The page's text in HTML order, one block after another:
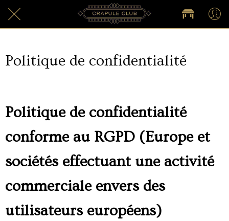
Politique de confidentialité
Politique de confidentialité
conforme au RGPD (Europe et
sociétés effectuant une activité
commerciale envers des
utilisateurs européens)